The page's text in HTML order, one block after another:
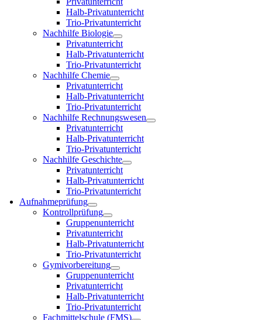
Halb-Privatunterricht
Trio-Privatunterricht
Nachhilfe Biologie
Privatunterricht
Halb-Privatunterricht
Trio-Privatunterricht
Nachhilfe Chemie
Privatunterricht
Halb-Privatunterricht
Trio-Privatunterricht
Nachhilfe Rechnungswesen
Privatunterricht
Halb-Privatunterricht
Trio-Privatunterricht
Nachhilfe Geschichte
Privatunterricht
Halb-Privatunterricht
Trio-Privatunterricht
Aufnahmeprüfung
Kontrollprüfung
Gruppenunterricht
Privatunterricht
Halb-Privatunterricht
Trio-Privatunterricht
Gymivorbereitung
Gruppenunterricht
Privatunterricht
Halb-Privatunterricht
Trio-Privatunterricht
Fachmittelschule (FMS)